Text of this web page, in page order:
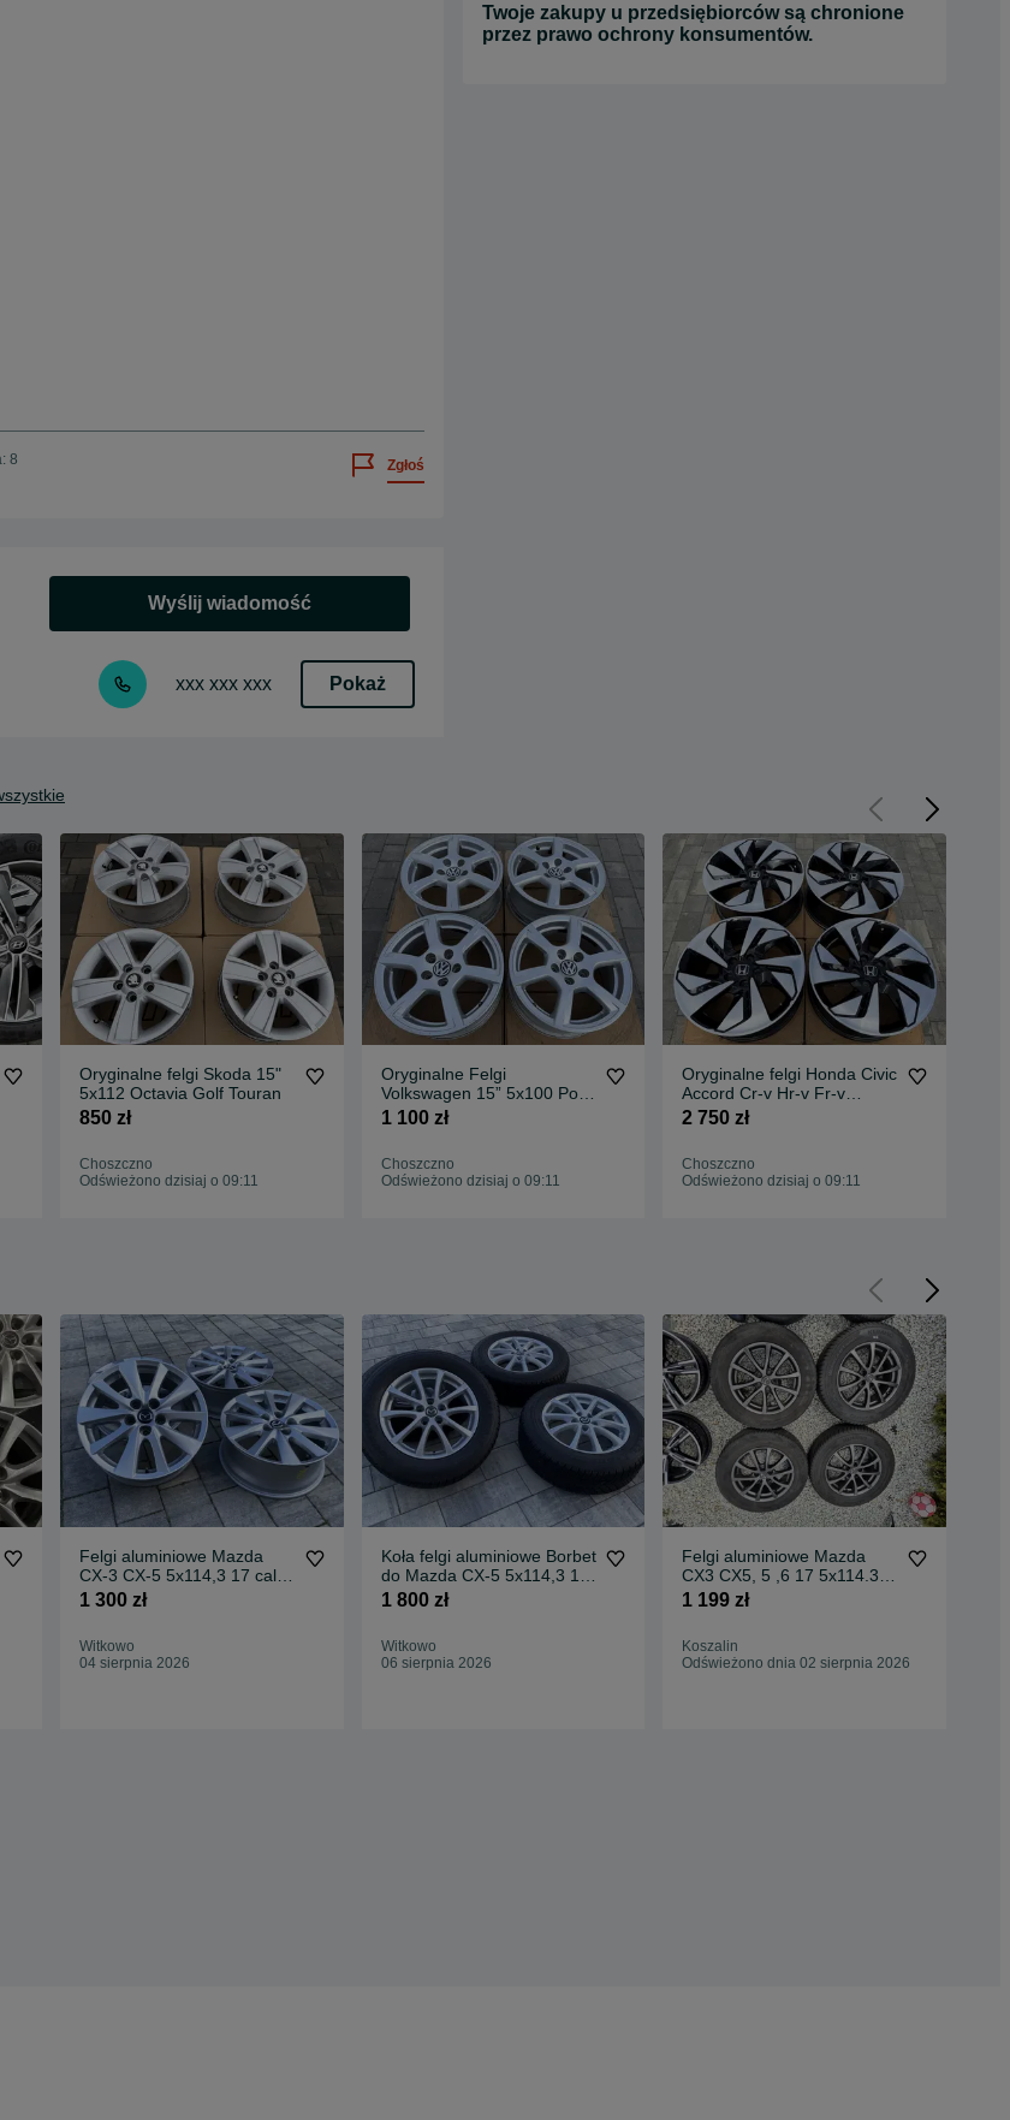
8 Zgłoś
Wyślij wiadomość
xxx xxx xxx Pokaż
Twoje zakupy u przedsiębiorców są chronione
przez prawo ochrony konsumentów.
Oryginalne felgi Skoda 15"
5x112 Octavia Golf Touran
850 zł
Choszczno
Odświeżono dzisiaj o 09:11
Oryginalne Felgi
Volkswagen 15” 5x100 Polo
T-cross Bora Skoda Kamiq
1 100 zł
Choszczno
Odświeżono dzisiaj o 09:11
Oryginalne felgi Honda Civic
Accord Cr-v Hr-v Fr-v
5x114.3 18"
2 750 zł
Choszczno
Odświeżono dzisiaj o 09:11
Felgi aluminiowe Mazda
CX-3 CX-5 5x114,3 17 cali
Mazda 3 5 6
1 300 zł
Witkowo
04 sierpnia 2026
Koła felgi aluminiowe Borbet
do Mazda CX-5 5x114,3 17
cali opony zimow
1 800 zł
Witkowo
06 sierpnia 2026
Felgi aluminiowe Mazda
CX3 CX5, 5 ,6 17 5x114.3
7J Et50 cena za 4szt ładne
1 199 zł
Koszalin
Odświeżono dnia 02 sierpnia 2026